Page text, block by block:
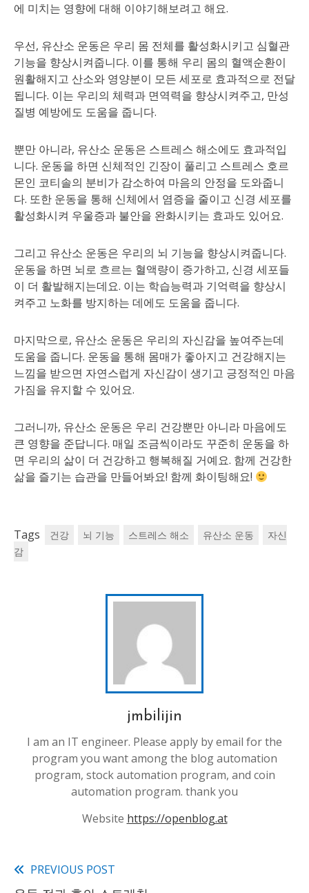
에 미치는 영향에 대해 이야기해보려고 해요.
우선, 유산소 운동은 우리 몸 전체를 활성화시키고 심혈관
기능을 향상시켜줍니다. 이를 통해 우리 몸의 혈액순환이
원활해지고 산소와 영양분이 모든 세포로 효과적으로 전달
됩니다. 이는 우리의 체력과 면역력을 향상시켜주고, 만성
질병 예방에도 도움을 줍니다.
뿐만 아니라, 유산소 운동은 스트레스 해소에도 효과적입
니다. 운동을 하면 신체적인 긴장이 풀리고 스트레스 호르
몬인 코티솔의 분비가 감소하여 마음의 안정을 도와줍니
다. 또한 운동을 통해 신체에서 염증을 줄이고 신경 세포를
활성화시켜 우울증과 불안을 완화시키는 효과도 있어요.
그리고 유산소 운동은 우리의 뇌 기능을 향상시켜줍니다.
운동을 하면 뇌로 흐르는 혈액량이 증가하고, 신경 세포들
이 더 활발해지는데요. 이는 학습능력과 기억력을 향상시
켜주고 노화를 방지하는 데에도 도움을 줍니다.
마지막으로, 유산소 운동은 우리의 자신감을 높여주는데
도움을 줍니다. 운동을 통해 몸매가 좋아지고 건강해지는
느낌을 받으면 자연스럽게 자신감이 생기고 긍정적인 마음
가짐을 유지할 수 있어요.
그러니까, 유산소 운동은 우리 건강뿐만 아니라 마음에도
큰 영향을 준답니다. 매일 조금씩이라도 꾸준히 운동을 하
면 우리의 삶이 더 건강하고 행복해질 거예요. 함께 건강한
삶을 즐기는 습관을 만들어봐요! 함께 화이팅해요!
Tags 건강 뇌 기능 스트레스 해소 유산소 운동
자신
감
jmbilijin
I am an IT engineer. Please apply by email for the
program you want among the blog automation
program, stock automation program, and coin
automation program. thank you
Website https://openblog.at
Read
PREVIOUS POST